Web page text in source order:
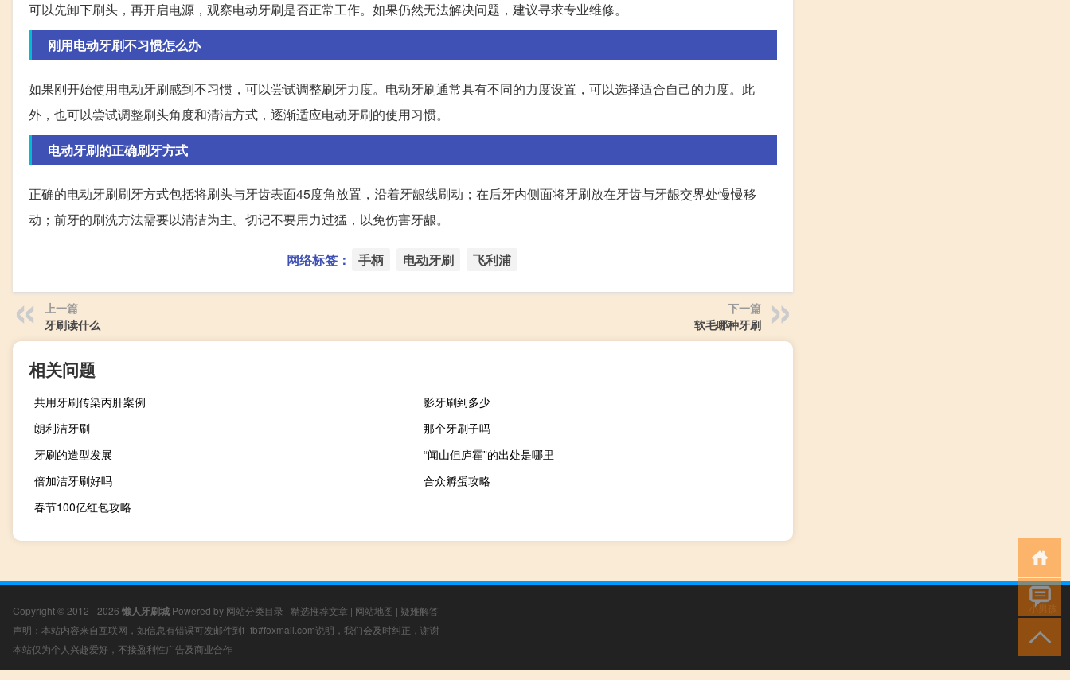
可以先卸下刷头，再开启电源，观察电动牙刷是否正常工作。如果仍然无法解决问题，建议寻求专业维修。
刚用电动牙刷不习惯怎么办
如果刚开始使用电动牙刷感到不习惯，可以尝试调整刷牙力度。电动牙刷通常具有不同的力度设置，可以选择适合自己的力度。此
外，也可以尝试调整刷头角度和清洁方式，逐渐适应电动牙刷的使用习惯。
电动牙刷的正确刷牙方式
正确的电动牙刷刷牙方式包括将刷头与牙齿表面45度角放置，沿着牙龈线刷动；在后牙内侧面将牙刷放在牙齿与牙龈交界处慢慢移
动；前牙的刷洗方法需要以清洁为主。切记不要用力过猛，以免伤害牙龈。
网络标签： 手柄 电动牙刷 飞利浦
上一篇
牙刷读什么
下一篇
软毛哪种牙刷
相关问题
共用牙刷传染丙肝案例
影牙刷到多少
朗利洁牙刷
那个牙刷子吗
牙刷的造型发展
“闻山但庐霍”的出处是哪里
倍加洁牙刷好吗
合众孵蛋攻略
春节100亿红包攻略
Copyright © 2012 - 2026 懒人牙刷城 Powered by 网站分类目录 | 精选推荐文章 | 网站地图 | 疑难解答
声明：本站内容来自互联网，如信息有错误可发邮件到f_fb#foxmail.com说明，我们会及时纠正，谢谢
本站仅为个人兴趣爱好，不接盈利性广告及商业合作
小男孩